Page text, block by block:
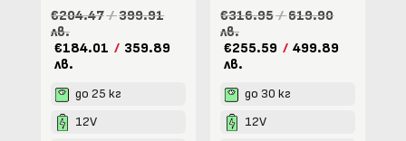
€204.47/399.91
лв.
€184.01 / 359.89
лв.
до 25 кг
12V
€316.95/619.90
лв.
€255.59 / 499.89
лв.
до 30 кг
12V